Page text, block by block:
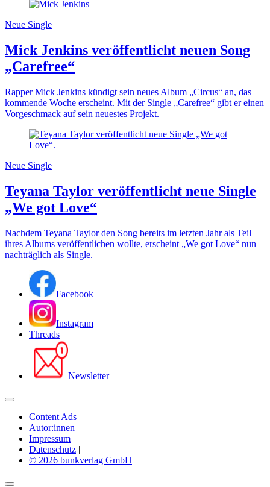
Neue Single
Mick Jenkins veröffentlicht neuen Song
„Carefree“
Rapper Mick Jenkins kündigt sein neues Album „Circus“ an, das
kommende Woche erscheint. Mit der Single „Carefree“ gibt er einen
Vorgeschmack auf sein neuestes Projekt.
Neue Single
Teyana Taylor veröffentlicht neue Single
„We got Love“
Nachdem Teyana Taylor den Song bereits im letzten Jahr als Teil
ihres Albums veröffentlichen wollte, erscheint „We got Love“ nun
nachträglich als Single.
Facebook
Instagram
Threads
Newsletter
Content Ads |
Autor:innen |
Impressum |
Datenschutz |
© 2026 bunkverlag GmbH